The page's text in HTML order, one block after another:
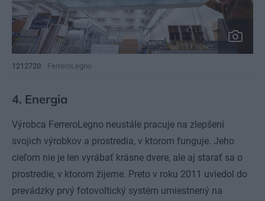
1212720 FerreroLegno
4. Energia
Výrobca FerreroLegno neustále pracuje na zlepšení
svojich výrobkov a prostredia, v ktorom funguje. Jeho
cieľom nie je len vyrábať krásne dvere, ale aj starať sa o
prostredie, v ktorom žijeme. Preto v roku 2011 uviedol do
prevádzky prvý fotovoltický systém umiestnený na